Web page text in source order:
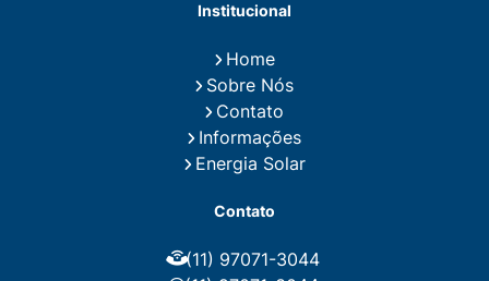
Fiação para Instalação Eletrica Residencial
Instalação de Energia Solar Residencial Preço
Instalação de Painel Solar
Instalação de Placa Solar
Instalação de Sistema Fotovoltaico
Instalação E Manutenção Elétrica
Instalação Elétrica Comercial
Instalação Elétrica Residencial Simples
Instalações Elétricas Prediais
Institucional
Home
Sobre Nós
Contato
Informações
Energia Solar
Contato
(11) 97071-3044